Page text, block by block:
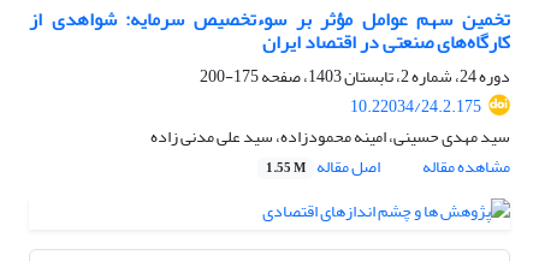
تخمین سهم عوامل مؤثر بر سوءتخصیص سرمایه: شواهدی از
کارگاه‌های صنعتی در اقتصاد ایران
دوره 24، شماره 2، تابستان 1403، صفحه
175-200
10.22034/24.2.175
سید مهدی حسینی، امینه محمودزاده، سید علی مدنی زاده
مشاهده مقاله
اصل مقاله 1.55 M